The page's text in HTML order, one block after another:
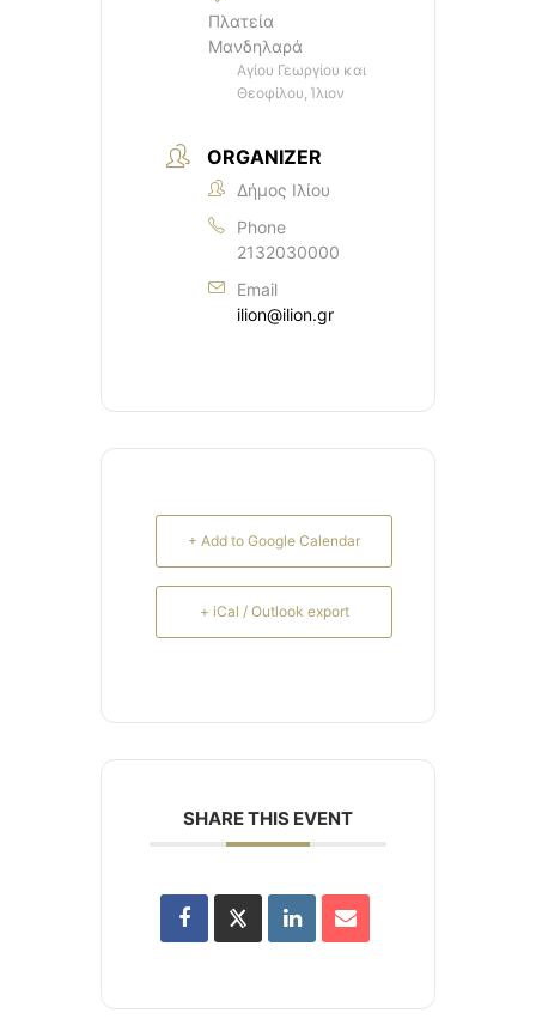
Πλατεία
Μανδηλαρά
Αγίου Γεωργίου και
Θεοφίλου, Ίλιον
ORGANIZER
Δήμος Ιλίου
Phone
2132030000
Email
ilion@ilion.gr
+ Add to Google Calendar
+ iCal / Outlook export
SHARE THIS EVENT